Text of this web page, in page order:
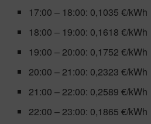
17:00 – 18:00: 0,1035 €/kWh
18:00 – 19:00: 0,1618 €/kWh
19:00 – 20:00: 0,1752 €/kWh
20:00 – 21:00: 0,2323 €/kWh
21:00 – 22:00: 0,2589 €/kWh
22:00 – 23:00: 0,1865 €/kWh